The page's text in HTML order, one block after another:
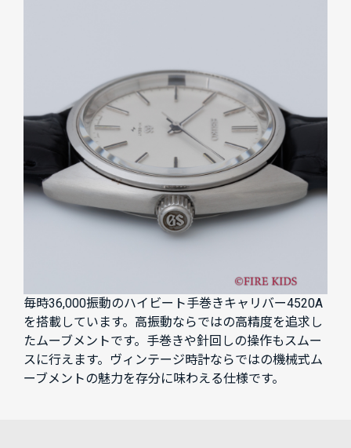
毎時36,000振動のハイビート手巻きキャリバー4520A
を搭載しています。高振動ならではの高精度を追求し
たムーブメントです。手巻きや針回しの操作もスムー
スに行えます。ヴィンテージ時計ならではの機械式ム
ーブメントの魅力を存分に味わえる仕様です。